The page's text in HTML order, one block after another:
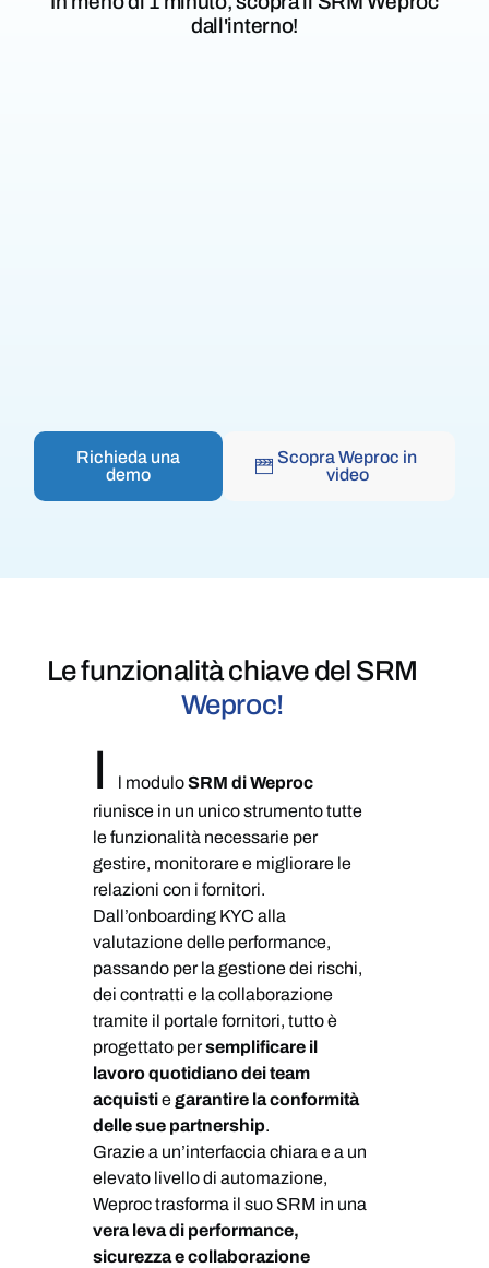
dall'interno!
Richieda una
demo
Scopra Weproc in
video
Le funzionalità chiave del SRM
Weproc!
I l moduloSRM di Weproc
riunisce in un unico strumento tutte
le funzionalità necessarie per
gestire, monitorare e migliorare le
relazioni con i fornitori.
Dall’onboarding KYC alla
valutazione delle performance,
passando per la gestione dei rischi,
dei contratti e la collaborazione
tramite il portale fornitori, tutto è
progettato persemplificare il
lavoro quotidiano dei team
acquistiegarantire la conformità
delle sue partnership.
Grazie a un’interfaccia chiara e a un
elevato livello di automazione,
Weproc trasforma il suo SRM in una
vera leva di performance,
sicurezza e collaborazione